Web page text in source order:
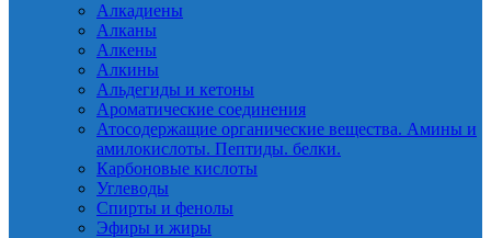
Алкадиены
Алканы
Алкены
Алкины
Альдегиды и кетоны
Ароматические соединения
Атосодержащие органические вещества. Амины и
амилокислоты. Пептиды. белки.
Карбоновые кислоты
Углеводы
Спирты и фенолы
Эфиры и жиры